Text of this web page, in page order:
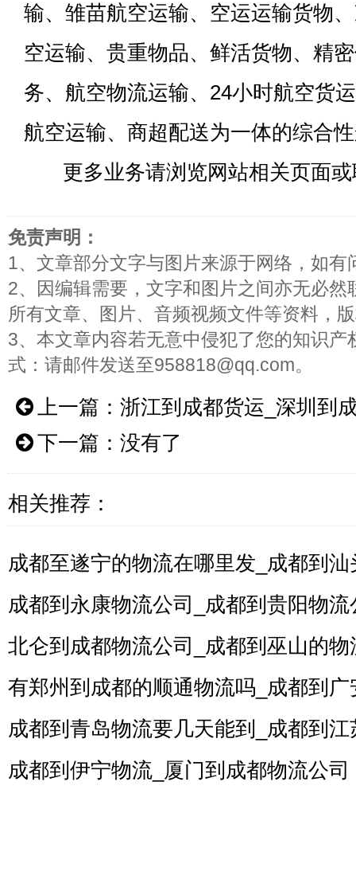
输、雏苗航空运输、空运运输货物
空运输、贵重物品、鲜活货物、精
务、航空物流运输、24小时航空货
航空运输、商超配送为一体的综合
更多业务请浏览网站相关页
免责声明：
1、文章部分文字与图片来源于网络，如有
2、因编辑需要，文字和图片之间亦无必
所有文章、图片、音频视频文件等资料，
3、本文章内容若无意中侵犯了您的知识
式：请邮件发送至958818@qq.com。
上一篇： 浙江到成都货运_深圳到
下一篇：没有了
相关推荐：
成都至遂宁的物流在哪里发_成都到
成都到永康物流公司_成都到贵阳物流
北仑到成都物流公司_成都到巫山的物
有郑州到成都的顺通物流吗_成都到广
成都到青岛物流要几天能到_成都到江
成都到伊宁物流_厦门到成都物流公司